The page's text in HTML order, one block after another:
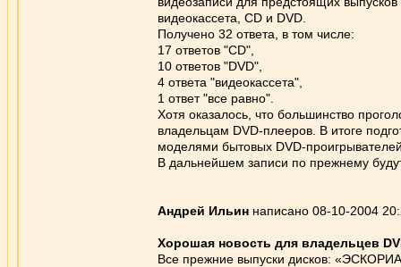
видеокассета, CD и DVD.
Получено 32 ответа, в том числе:
17 ответов "CD",
10 ответов "DVD",
4 ответа "видеокассета",
1 ответ "все равно".
Хотя оказалось, что большинство
владельцам DVD-плееров. В итоге
моделями бытовых DVD-
В дальнейшем записи по прежнему
Андрей Ильин написано 08-10-2004
Хорошая новость для владельцев
Все прежние выпуски дисков: